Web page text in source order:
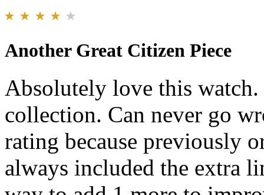
Another Great Citizen Piece
Absolutely love this
collection. Can never go
rating because previously
always included the extra